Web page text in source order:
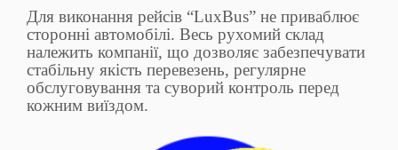
Для виконання рейсів “LuxBus” не приваблює
сторонні автомобілі. Весь рухомий склад
належить компанії, що дозволяє забезпечувати
стабільну якість перевезень, регулярне
обслуговування та суворий контроль перед
кожним виїздом.